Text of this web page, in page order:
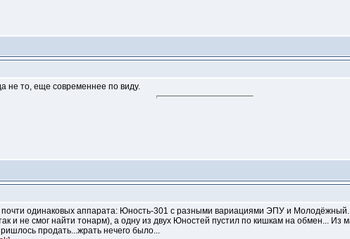
не то, еще современнее по виду.
почти одинаковых аппарата: Юность-301 с разными вариациями ЭПУ и
и не смог найти тонарм), а одну из двух Юностей пустил по кишкам на обмен...
продать...жрать нечего было...